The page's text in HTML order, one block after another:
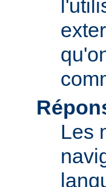
Les